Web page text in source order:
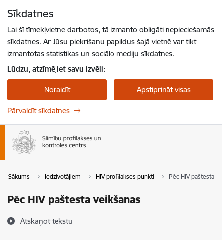
Sīkdatnes
Lai šī tīmekļvietne darbotos, tā izmanto obligāti nepieciešamās
sīkdatnes. Ar Jūsu piekrišanu papildus šajā vietnē var tikt
izmantotas statistikas un sociālo mediju sīkdatnes.
Lūdzu, atzīmējiet savu izvēli:
Noraidīt Apstiprināt visas
Pārvaldīt sīkdatnes
Sākums Iedzīvotājiem HIV profilakses punkti Pēc HIV paštesta
Pēc HIV paštesta veikšanas
Atskaņot tekstu